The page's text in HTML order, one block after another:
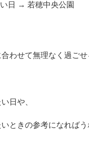
日 → 若穂中央公園
わせて無理なく過ごせ
日や、
ときの参考になればう